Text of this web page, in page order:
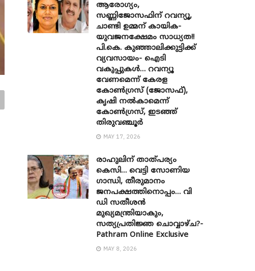
ആരോഗ്യം,
സണ്ണിജോസഫിന് റവന്യൂ,
ചാണ്ടി ഉമ്മന് കായിക-
യുവജനക്ഷേമം സാധ്യത!!
പി.കെ. കുഞ്ഞാലിക്കുട്ടിക്ക്
വ്യവസായം- ഐടി
വകുപ്പുകൾ… റവന്യൂ
വേണമെന്ന് കേരള
കോൺഗ്രസ് (ജോസഫ്),
കൃഷി നൽകാമെന്ന്
കോൺഗ്രസ്, ഇടഞ്ഞ്
തിരുവഞ്ചൂർ
MAY 17, 2026
രാഹുലിന് താത്പര്യം
കെസി… വെട്ടി സോണിയ ​
ഗാന്ധി, തീരുമാനം
ജനപക്ഷത്തിനൊപ്പം… വി
ഡി സതീശൻ
മുഖ്യമന്ത്രിയാകും,
സത്യപ്രതിജ്ഞ ചൊവ്വാഴ്ച?-
Pathram Online Exclusive
MAY 8, 2026